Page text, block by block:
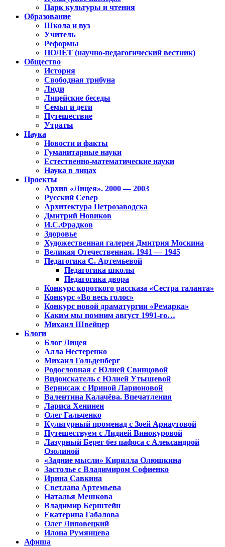
Парк культуры и чтения
Образование
Школа и вуз
Учитель
Реформы
ПОЛЁТ (научно-педагогический вестник)
Общество
История
Свободная трибуна
Люди
Лицейские беседы
Семья и дети
Путешествие
Утраты
Наука
Новости и факты
Гуманитарные науки
Естественно-математические науки
Наука в лицах
Проекты
Архив «Лицея». 2000 — 2003
Русский Север
Архитектура Петрозаводска
Дмитрий Новиков
И.С.Фрадков
Здоровье
Художественная галерея Дмитрия Москина
Великая Отечественная. 1941 — 1945
Педагогика С. Артемьевой
Педагогика школы
Педагогика двора
Конкурс короткого рассказа «Сестра таланта»
Конкурс «Во весь голос»
Конкурс новой драматургии «Ремарка»
Каким мы помним август 1991-го…
Михаил Швейцер
Блоги
Блог Лицея
Алла Нестеренко
Михаил Гольденберг
Родословная с Юлией Свинцовой
Видоискатель с Юлией Утышевой
Вернисаж с Ириной Ларионовой
Валентина Калачёва. Впечатления
Лариса Хенинен
Олег Гальченко
Культурный променад с Зоей Арнаутовой
Путешествуем с Лидией Винокуровой
Лазурный Берег без пафоса с Александрой
Озолиной
«Задние мысли» Кирилла Олюшкина
Застолье с Владимиром Софиенко
Ирина Савкина
Светлана Артемьева
Наталья Мешкова
Владимир Берштейн
Екатерина Габалова
Олег Липовецкий
Илона Румянцева
Афиша